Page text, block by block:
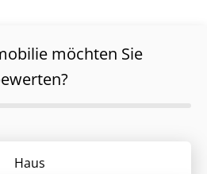
möchten Sie
Haus